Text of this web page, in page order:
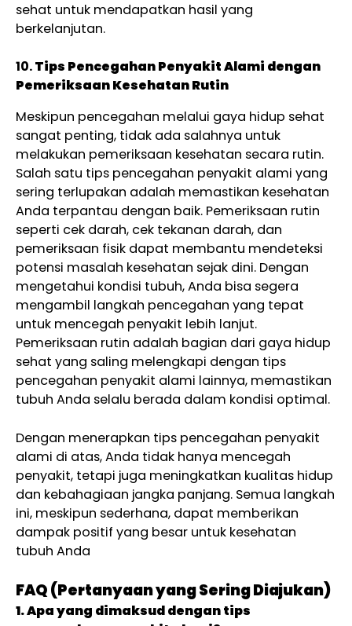
sehat untuk mendapatkan hasil yang
berkelanjutan.
10.Tips Pencegahan Penyakit Alami dengan
Pemeriksaan Kesehatan Rutin
Meskipun pencegahan melalui gaya hidup sehat
sangat penting, tidak ada salahnya untuk
melakukan pemeriksaan kesehatan secara rutin.
Salah satu tips pencegahan penyakit alami yang
sering terlupakan adalah memastikan kesehatan
Anda terpantau dengan baik. Pemeriksaan rutin
seperti cek darah, cek tekanan darah, dan
pemeriksaan fisik dapat membantu mendeteksi
potensi masalah kesehatan sejak dini. Dengan
mengetahui kondisi tubuh, Anda bisa segera
mengambil langkah pencegahan yang tepat
untuk mencegah penyakit lebih lanjut.
Pemeriksaan rutin adalah bagian dari gaya hidup
sehat yang saling melengkapi dengan tips
pencegahan penyakit alami lainnya, memastikan
tubuh Anda selalu berada dalam kondisi optimal.
Dengan menerapkan tips pencegahan penyakit
alami di atas, Anda tidak hanya mencegah
penyakit, tetapi juga meningkatkan kualitas hidup
dan kebahagiaan jangka panjang. Semua langkah
ini, meskipun sederhana, dapat memberikan
dampak positif yang besar untuk kesehatan
tubuh Anda
FAQ (Pertanyaan yang Sering Diajukan)
1. Apa yang dimaksud dengan tips